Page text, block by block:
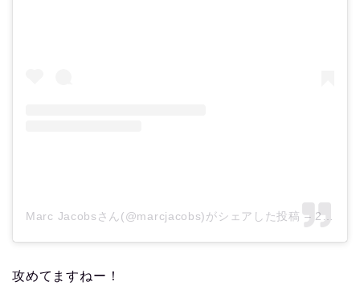
Marc Jacobsさん(@marcjacobs)がシェアした投稿 – 2018年 9月月14日午後3時54分PDT
攻めてますねー！